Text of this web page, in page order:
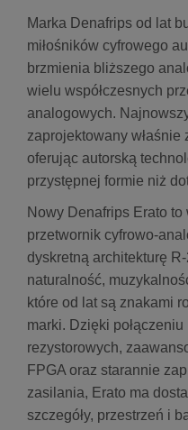
Marka Denafrips od lat
miłośników cyfrowego
brzmienia bliższego
wielu współczesnych
analogowych.
zaprojektowany właśnie
oferując autorską
przystępnej formie niż
Nowy Denafrips Erato to
przetwornik cyfrowo-
dyskretną architekturę
naturalność,
które od lat są znakami
marki. Dzięki
rezystorowych,
FPGA oraz starannie
zasilania, Erato ma
szczegóły, przestrzeń i